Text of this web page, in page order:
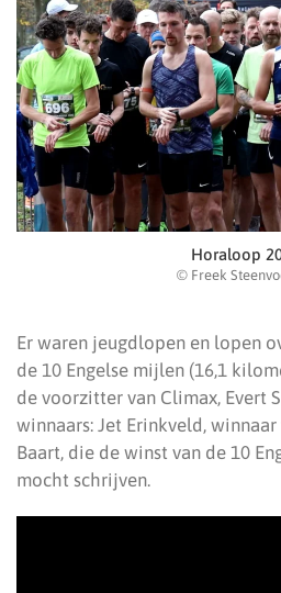
Horaloop
© Freek
Er waren jeugdlopen en lopen
de 10 Engelse mijlen (16,1
de voorzitter van Climax, Evert
winnaars: Jet Erinkveld,
Baart, die de winst van de 10
mocht schrijven.